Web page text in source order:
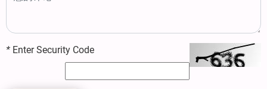
* Enter Security Code